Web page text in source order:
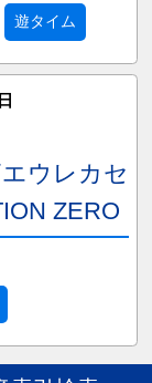
遊タイム
ウレカセ
ZERO